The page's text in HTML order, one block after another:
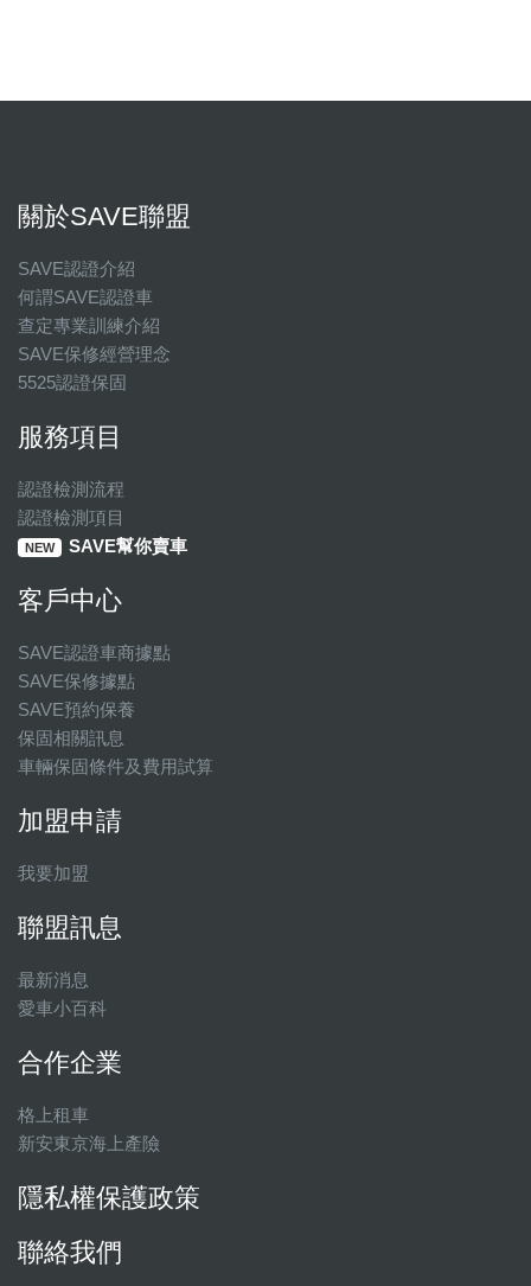
關於SAVE聯盟
SAVE認證介紹
何謂SAVE認證車
查定專業訓練介紹
SAVE保修經營理念
5525認證保固
服務項目
認證檢測流程
認證檢測項目
NEW SAVE幫你賣車
客戶中心
SAVE認證車商據點
SAVE保修據點
SAVE預約保養
保固相關訊息
車輛保固條件及費用試算
加盟申請
我要加盟
聯盟訊息
最新消息
愛車小百科
合作企業
格上租車
新安東京海上產險
隱私權保護政策
聯絡我們